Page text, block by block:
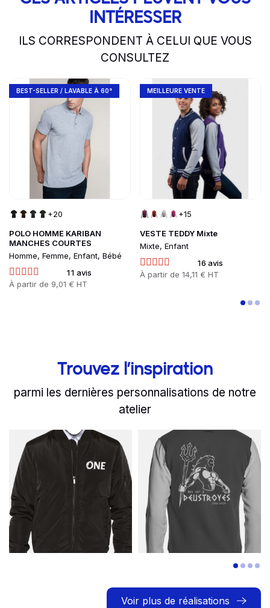
INTÉRESSER
ILS CORRESPONDENT À CELUI QUE VOUS
CONSULTEZ
slide1 to 2of 5
POLO HOMME KARIBAN
MANCHES COURTES
Homme, Femme, Enfant, Bébé
11 avis
Prix
À partir de 9,01 € HT
BEST-SELLER / LAVABLE À 60°
+20
Go to product page
VESTE TEDDY Mixte
Mixte, Enfant
16 avis
Prix
À partir de 14,11 € HT
MEILLEURE VENTE
+15
Go to product page
Trouvez l’inspiration
parmi les dernières personnalisations de notre
atelier
slide1 to 2 of 8
L'association IPSA
Read more Le BDS
Read more
Voir plus de réalisations